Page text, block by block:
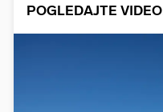
POGLEDAJTE